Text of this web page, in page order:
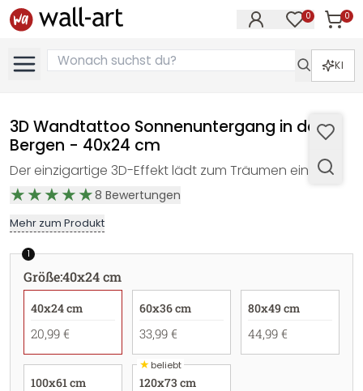
0 0
KI
3D Wandtattoo Sonnenuntergang in den
Bergen - 40x24 cm
Der einzigartige 3D-Effekt lädt zum Träumen ein!
8 Bewertungen
Mehr zum Produkt
1
Größe:40x24 cm
40x24 cm
20,99 €
60x36 cm
33,99 €
80x49 cm
44,99 €
100x61 cm
★beliebt
120x73 cm